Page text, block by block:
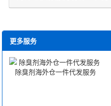
更多服务
除臭剂海外仓一件代发服务